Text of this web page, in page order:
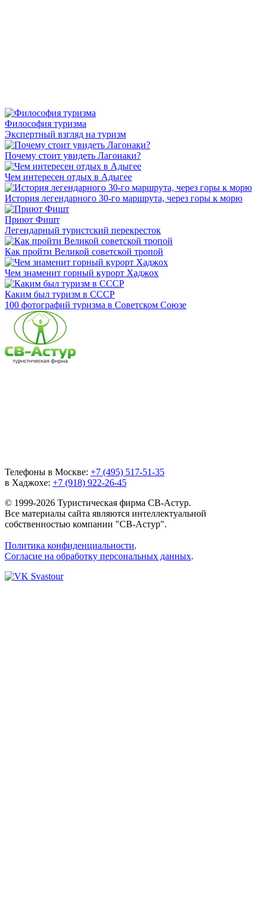
Философия туризма
Экспертный взгляд на туризм
Почему стоит увидеть Лагонаки?
Чем интересен отдых в Адыгее
История легендарного 30-го маршрута, через горы к морю
Приют Фишт
Легендарный туристский перекресток
Как пройти Великой советской тропой
Чем знаменит горный курорт Хаджох
Каким был туризм в СССР
100 фотографий туризма в Советском Союзе
Телефоны в Москве: +7 (495) 517-51-35
в Хаджохе: +7 (918) 922-26-45
© 1999-2026 Туристическая фирма СВ-Астур.
Все материалы сайта являются интеллектуальной
собственностью компании "СВ-Астур".
Политика конфиденциальности.
Согласие на обработку персональных данных.